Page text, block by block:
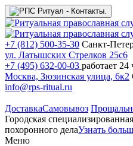
+7 (812) 500-35-30 Санкт-
ул. Латышских Стрелков 25с6
+7 (495) 632-00-03 работает 24
Москва, Зюзинская улица, 6к2
info@rps-ritual.ru
ДоставкаСамовывоз
Городская
похоронного делаУзнать
Меню